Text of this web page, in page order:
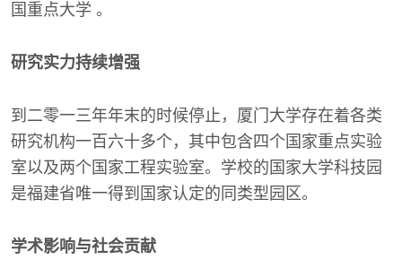
国重点大学 。
研究实力持续增强
到二零一三年年末的时候停止，厦门大学存在着各类
研究机构一百六十多个，其中包含四个国家重点实验
室以及两个国家工程实验室。学校的国家大学科技园
是福建省唯一得到国家认定的同类型园区。
学术影响与社会贡献